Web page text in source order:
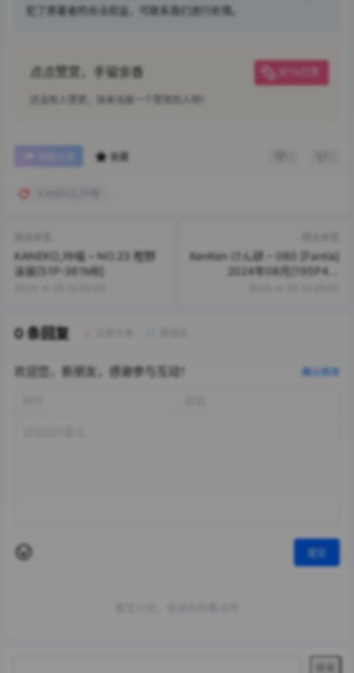
犯了原著者的合法权益，可联系我们进行处理。
点点赞赏，手留余香
KANEKO_咔喵 – NO.23 樫野
泳装[51P-361MB]
KenKen けん研 – 080 [Fantia]
2024年08月[195P4V-
0 条回复
欢迎您，新朋友，感谢参与互动！ 确认修改